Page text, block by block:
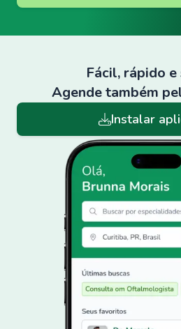
Fácil, rápido e
Agende também
Instalar